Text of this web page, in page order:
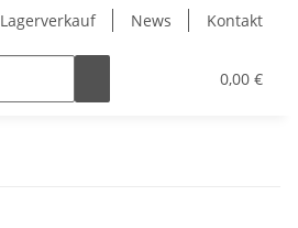
Lagerverkauf News Kontakt
0,00 €
Hersteller